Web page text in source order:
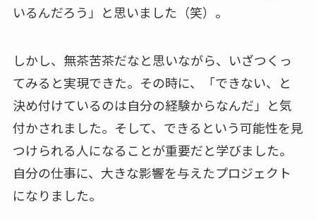
いるんだろう」と思いました（笑）。
しかし、無茶苦茶だなと思いながら、いざつくっ
てみると実現できた。その時に、「できない、と
決め付けているのは自分の経験からなんだ」と気
付かされました。そして、できるという可能性を見
つけられる人になることが重要だと学びました。
自分の仕事に、大きな影響を与えたプロジェクト
になりました。